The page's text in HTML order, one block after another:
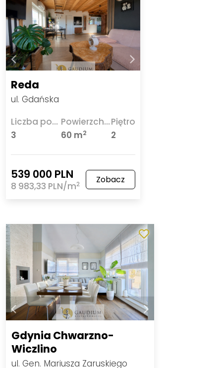
Reda
ul. Gdańska
Liczba pokoi
3
Powierzchnia
60 m2
Piętro
2
539 000 PLN
8 983,33 PLN/m2 Zobacz
Gdynia Chwarzno-
Wiczlino
ul. Gen. Mariusza Zaruskiego